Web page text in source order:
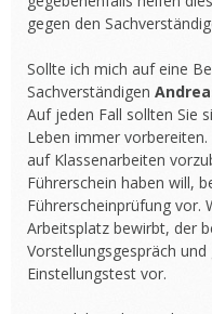
gegen den
Sollte ich mich auf eine
Sachverständigen
Auf jeden Fall sollten Sie
Leben immer
auf Klassenarbeiten
Führerschein haben will,
Führerscheinprüfung vor.
Arbeitsplatz bewirbt, der
Vorstellungsgespräch
Einstellungstest vor.